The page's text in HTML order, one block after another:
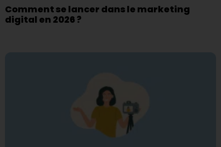
Comment se lancer dans le marketing
digital en 2026 ?